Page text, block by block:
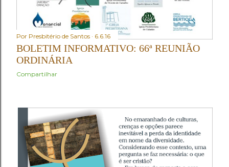
Por Presbitério de Santos 6.6.16
BOLETIM INFORMATIVO: 66ª REUNIÃO
ORDINÁRIA
Compartilhar